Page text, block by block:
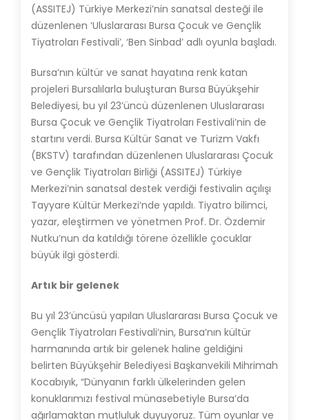
(ASSITEJ) Türkiye Merkezi’nin sanatsal desteği ile
düzenlenen ‘Uluslararası Bursa Çocuk ve Gençlik
Tiyatroları Festivali’, ‘Ben Sinbad’ adlı oyunla başladı.
Bursa’nın kültür ve sanat hayatına renk katan
projeleri Bursalılarla buluşturan Bursa Büyükşehir
Belediyesi, bu yıl 23’üncü düzenlenen Uluslararası
Bursa Çocuk ve Gençlik Tiyatroları Festivali’nin de
startını verdi. Bursa Kültür Sanat ve Turizm Vakfı
(BKSTV) tarafından düzenlenen Uluslararası Çocuk
ve Gençlik Tiyatroları Birliği (ASSITEJ) Türkiye
Merkezi’nin sanatsal destek verdiği festivalin açılışı
Tayyare Kültür Merkezi’nde yapıldı. Tiyatro bilimci,
yazar, eleştirmen ve yönetmen Prof. Dr. Özdemir
Nutku’nun da katıldığı törene özellikle çocuklar
büyük ilgi gösterdi.
Artık bir gelenek
Bu yıl 23’üncüsü yapılan Uluslararası Bursa Çocuk ve
Gençlik Tiyatroları Festivali’nin, Bursa’nın kültür
harmanında artık bir gelenek haline geldiğini
belirten Büyükşehir Belediyesi Başkanvekili Mihrimah
Kocabıyık, “Dünyanın farklı ülkelerinden gelen
konuklarımızı festival münasebetiyle Bursa’da
ağırlamaktan mutluluk duyuyoruz. Tüm oyunlar ve